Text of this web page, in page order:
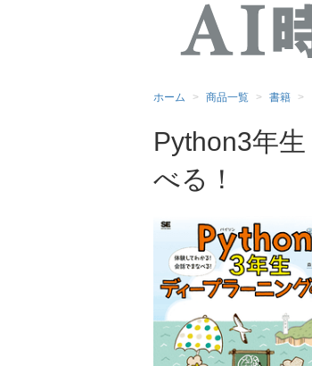
ホーム 商品一覧 書籍
Python3年
べる！